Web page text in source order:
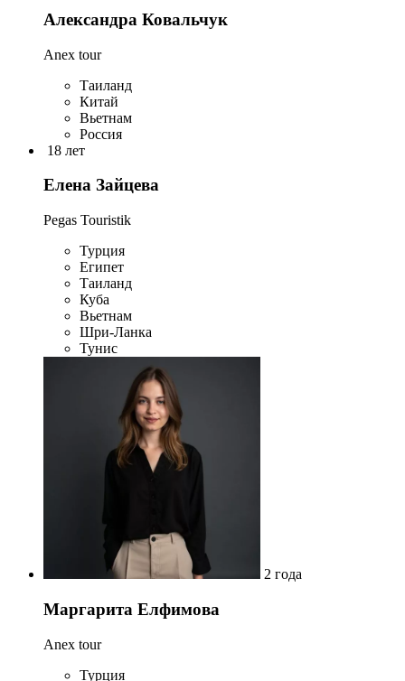
Александра Ковальчук
Anex tour
Таиланд
Китай
Вьетнам
Россия
18 лет
Елена Зайцева
Pegas Touristik
Турция
Египет
Таиланд
Куба
Вьетнам
Шри-Ланка
Тунис
2 года
Маргарита Елфимова
Anex tour
Турция